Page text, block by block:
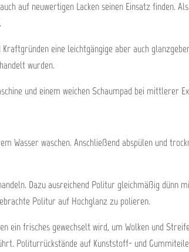
auf neuwertigen Lacken seinen Einsatz
eine leichtgängige aber auch
wurden.
und einem weichen Schaumpad bei mittlerer
Wasser waschen. Anschließend abspülen und
Dazu ausreichend Politur gleichmäßig
Politur auf Hochglanz zu polieren.
ein frisches gewechselt wird, um Wolken und
Politurrückstände auf Kunststoff- und